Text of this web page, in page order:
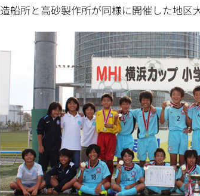
造船所と高砂製作所が同様に開催した地区